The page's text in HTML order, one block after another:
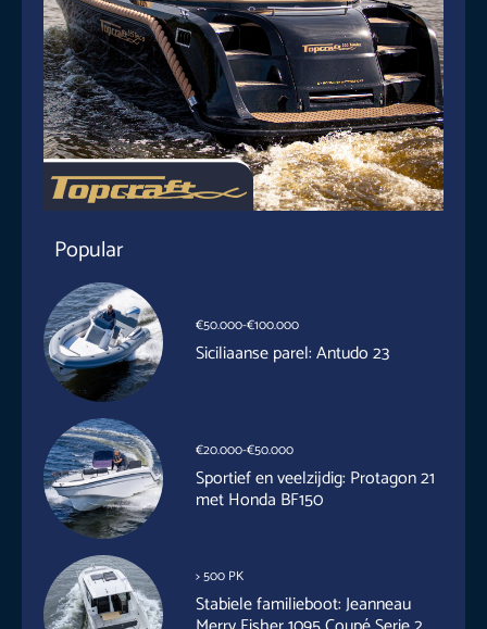
Popular
€50.000-€100.000
Siciliaanse parel: Antudo 23
€20.000-€50.000
Sportief en veelzijdig: Protagon 21
met Honda BF150
> 500 PK
Stabiele familieboot: Jeanneau